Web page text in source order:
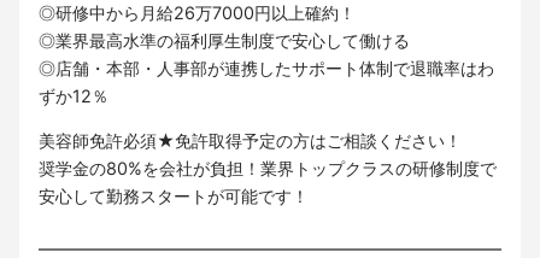
◎研修中から月給26万7000円以上確約！
◎業界最高水準の福利厚生制度で安心して働ける
◎店舗・本部・人事部が連携したサポート体制で退職率はわ
ずか12％
美容師免許必須★免許取得予定の方はご相談ください！
奨学金の80%を会社が負担！業界トップクラスの研修制度で
安心して勤務スタートが可能です！